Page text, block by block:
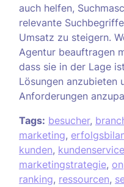
auch helfen,
relevante
Umsatz zu steigern.
Agentur beauftragen
dass sie in der Lage
Lösungen anzubieten
Anforderungen
Tags: besucher,
marketing,
kunden, kundenservice
marketingstrategie,
ranking, ressourcen,